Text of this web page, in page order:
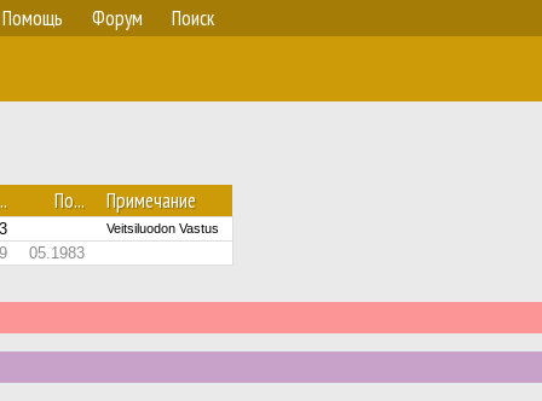
Помощь Форум Поиск
По... Примечание
Veitsiluodon Vastus
05.1983